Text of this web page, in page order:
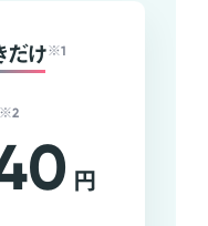
だけ ※1
※2
円